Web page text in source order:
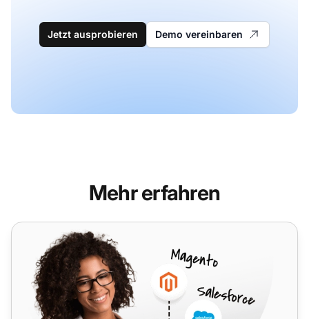
Jetzt ausprobieren Demo vereinbaren
Mehr erfahren
Salesforce